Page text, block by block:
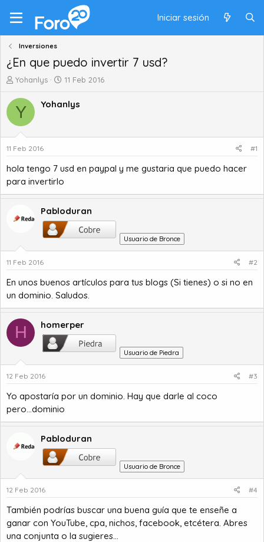
Iniciar sesión
Inversiones
¿En que puedo invertir 7 usd?
A
t
o
r
d
e
e
m
Yohanlys
F
c
d
n
o
11 Feb 2016
Y Yohanlys
11 Feb 2016 #1
hola tengo 7 usd en paypal y me gustaria que puedo hacer
para invertirlo
Pabloduran
Usuario de Bronce
11 Feb 2016 #2
En unos buenos artículos para tus blogs (Si tienes) o si no en
un dominio. Saludos.
H homerper
Usuario de Piedra
12 Feb 2016 #3
Yo apostaría por un dominio. Hay que darle al coco
pero...dominio
Pabloduran
Usuario de Bronce
12 Feb 2016 #4
También podrías buscar una buena guía que te enseñe a
ganar con YouTube, cpa, nichos, facebook, etcétera. Abres
una conjunta o la sugieres...